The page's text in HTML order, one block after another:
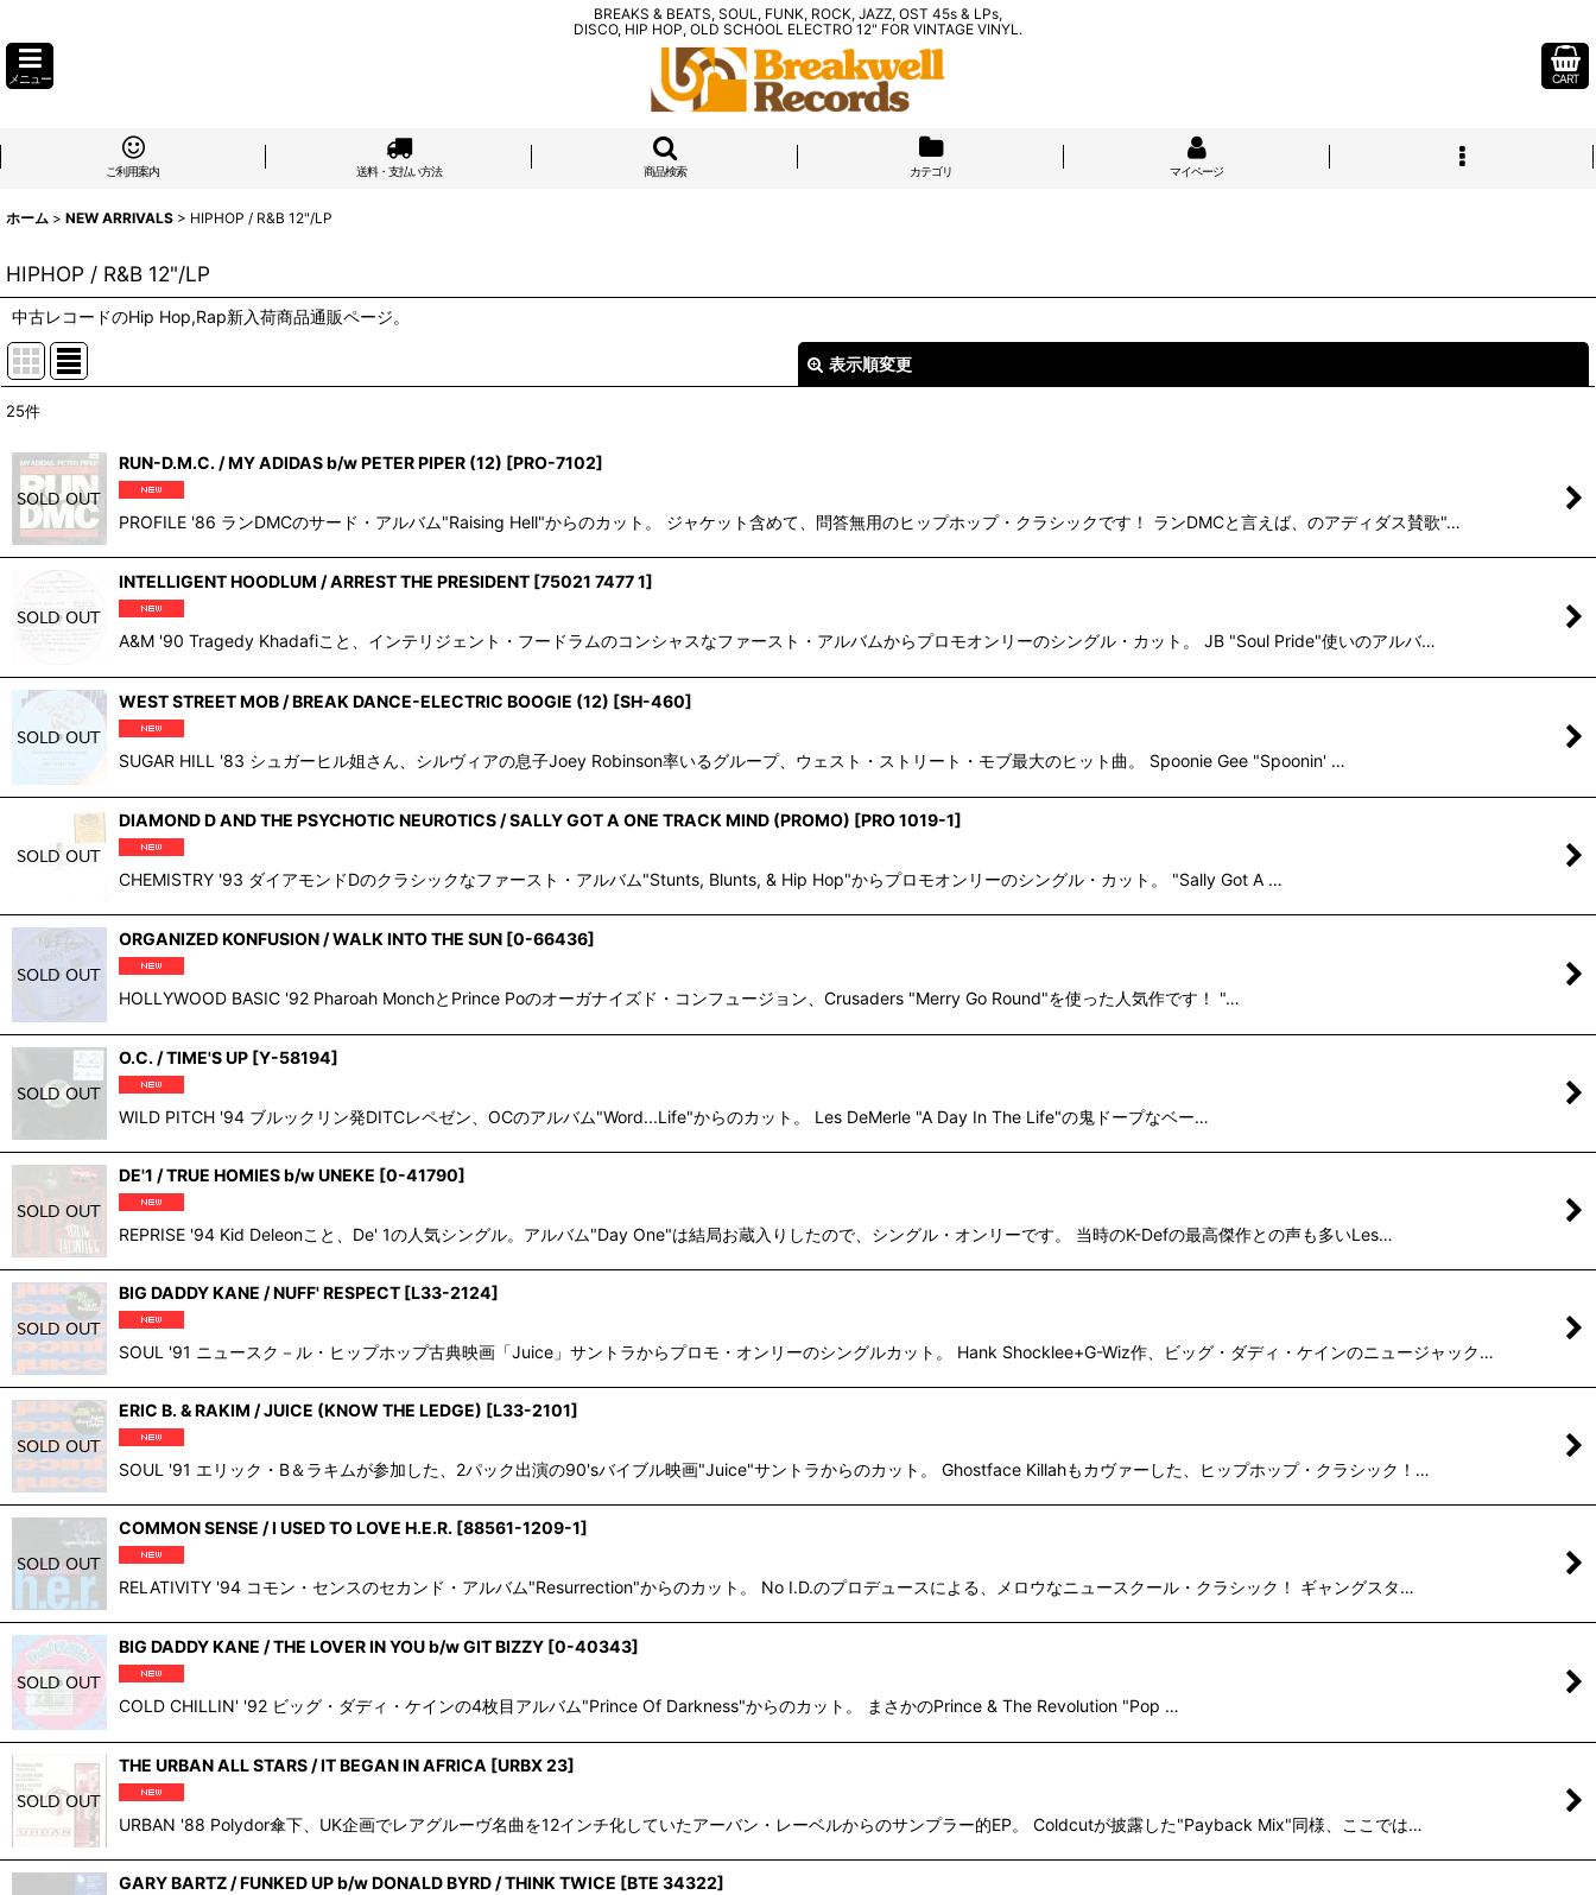
BREAKS & BEATS, SOUL, FUNK, ROCK, JAZZ, OST 45s & LPs,
DISCO, HIP HOP, OLD SCHOOL ELECTRO 12" FOR VINTAGE VINYL.
メニュー CART
ご利用案内 送料・支払い方法 商品検索 カテゴリ マイページ
ホーム > NEW ARRIVALS > HIPHOP / R&B 12"/LP
HIPHOP / R&B 12"/LP
中古レコードのHip Hop,Rap新入荷商品通販ページ。
表示順変更
在庫あり
並び順:
25件
RUN-D.M.C. / MY ADIDAS b/w PETER PIPER (12) [PRO-7102]
PROFILE '86 ランDMCのサード・アルバム"Raising Hell"からのカット。 ジャケット含めて、問答無用のヒップホップ・クラシックです！ ランDMCと言えば、のアディダス賛歌"…
INTELLIGENT HOODLUM / ARREST THE PRESIDENT [75021 7477 1]
A&M '90 Tragedy Khadafiこと、インテリジェント・フードラムのコンシャスなファースト・アルバムからプロモオンリーのシングル・カット。 JB "Soul Pride"使いのアルバ…
WEST STREET MOB / BREAK DANCE-ELECTRIC BOOGIE (12) [SH-460]
SUGAR HILL '83 シュガーヒル姐さん、シルヴィアの息子Joey Robinson率いるグループ、ウェスト・ストリート・モブ最大のヒット曲。 Spoonie Gee "Spoonin' …
DIAMOND D AND THE PSYCHOTIC NEUROTICS / SALLY GOT A ONE TRACK MIND (PROMO) [PRO 1019-1]
CHEMISTRY '93 ダイアモンドDのクラシックなファースト・アルバム"Stunts, Blunts, & Hip Hop"からプロモオンリーのシングル・カット。 "Sally Got A …
ORGANIZED KONFUSION / WALK INTO THE SUN [0-66436]
HOLLYWOOD BASIC '92 Pharoah MonchとPrince Poのオーガナイズド・コンフュージョン、Crusaders "Merry Go Round"を使った人気作です！ "…
O.C. / TIME'S UP [Y-58194]
WILD PITCH '94 ブルックリン発DITCレペゼン、OCのアルバム"Word...Life"からのカット。 Les DeMerle "A Day In The Life"の鬼ドープなベー…
DE'1 / TRUE HOMIES b/w UNEKE [0-41790]
REPRISE '94 Kid Deleonこと、De' 1の人気シングル。アルバム"Day One"は結局お蔵入りしたので、シングル・オンリーです。 当時のK-Defの最高傑作との声も多いLes…
BIG DADDY KANE / NUFF' RESPECT [L33-2124]
SOUL '91 ニュースク－ル・ヒップホップ古典映画「Juice」サントラからプロモ・オンリーのシングルカット。 Hank Shocklee+G-Wiz作、ビッグ・ダディ・ケインのニュージャック…
ERIC B. & RAKIM / JUICE (KNOW THE LEDGE) [L33-2101]
SOUL '91 エリック・B＆ラキムが参加した、2パック出演の90'sバイブル映画"Juice"サントラからのカット。 Ghostface Killahもカヴァーした、ヒップホップ・クラシック！…
COMMON SENSE / I USED TO LOVE H.E.R. [88561-1209-1]
RELATIVITY '94 コモン・センスのセカンド・アルバム"Resurrection"からのカット。 No I.D.のプロデュースによる、メロウなニュースクール・クラシック！ ギャングスタ…
BIG DADDY KANE / THE LOVER IN YOU b/w GIT BIZZY [0-40343]
COLD CHILLIN' '92 ビッグ・ダディ・ケインの4枚目アルバム"Prince Of Darkness"からのカット。 まさかのPrince & The Revolution "Pop …
THE URBAN ALL STARS / IT BEGAN IN AFRICA [URBX 23]
URBAN '88 Polydor傘下、UK企画でレアグルーヴ名曲を12インチ化していたアーバン・レーベルからのサンプラー的EP。 Coldcutが披露した"Payback Mix"同様、ここでは…
GARY BARTZ / FUNKED UP b/w DONALD BYRD / THINK TWICE [BTE 34322]